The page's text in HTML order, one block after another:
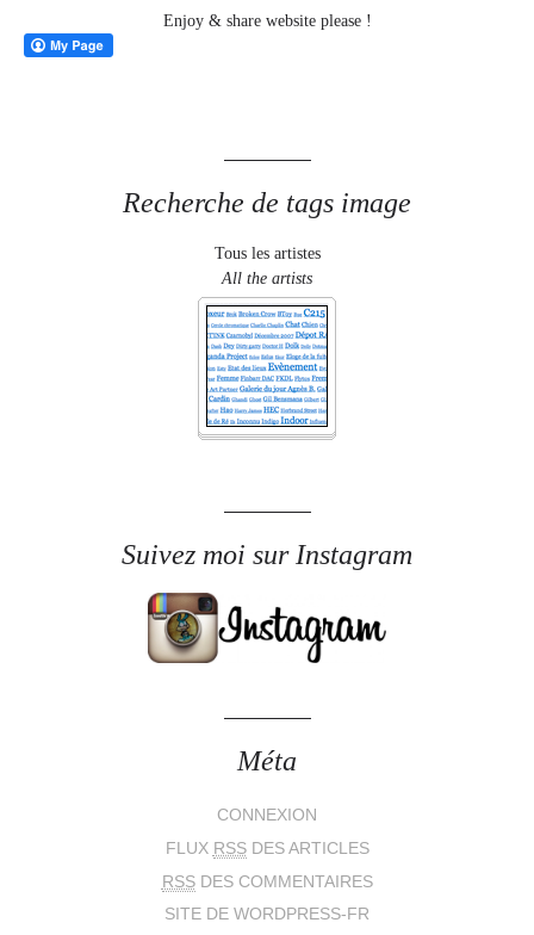
Enjoy & share website please !
Recherche de tags image
Tous les artistes
All the artists
Suivez moi sur Instagram
Méta
CONNEXION
FLUX RSSDES ARTICLES
RSSDES COMMENTAIRES
SITE DE WORDPRESS-FR